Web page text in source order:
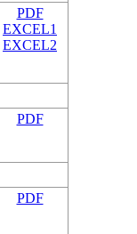
PDF
EXCEL1
EXCEL2
PDF
PDF